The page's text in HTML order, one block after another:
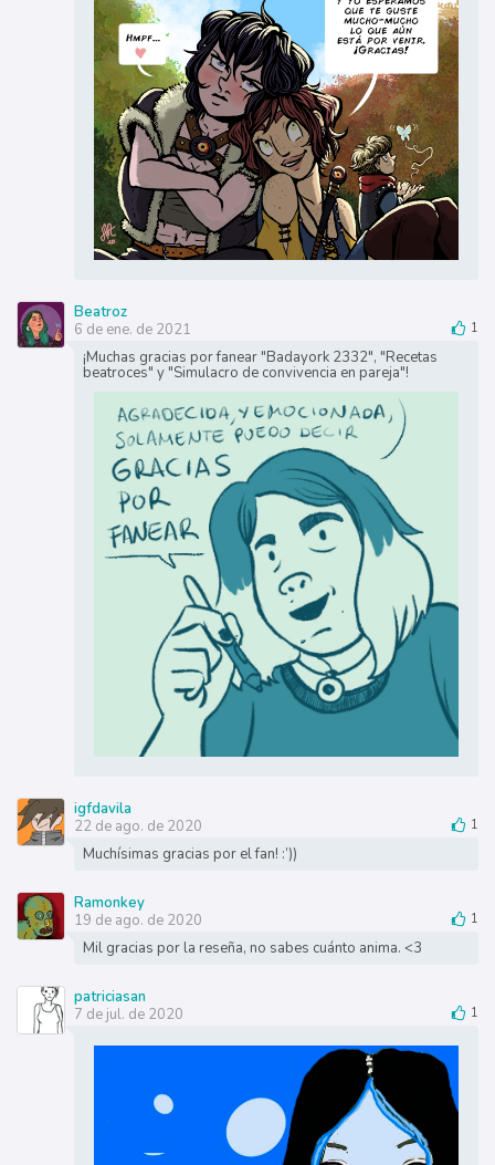
Beatroz
6 de ene. de 2021
1
¡Muchas gracias por fanear "Badayork 2332", "Recetas
beatroces" y "Simulacro de convivencia en pareja"!
igfdavila
22 de ago. de 2020
1
Muchísimas gracias por el fan! :’))
Ramonkey
19 de ago. de 2020
1
Mil gracias por la reseña, no sabes cuánto anima. <3
patriciasan
7 de jul. de 2020
1